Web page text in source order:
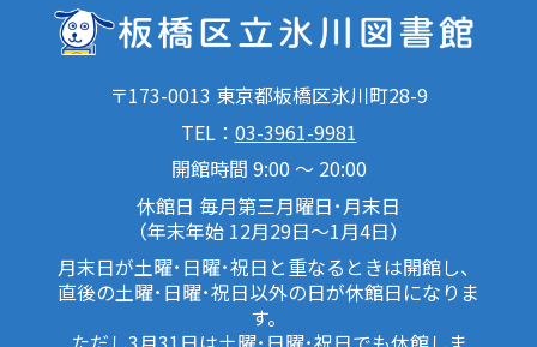
〒173-0013 東京都板橋区氷川町28-9
TEL： 03-3961-9981
開館時間 9:00 ～ 20:00
休館日 毎月第三月曜日･月末日
（年末年始 12月29日～1月4日）
月末日が土曜･日曜･祝日と重なるときは開館し、
直後の土曜･日曜･祝日以外の日が休館日になりま
す。